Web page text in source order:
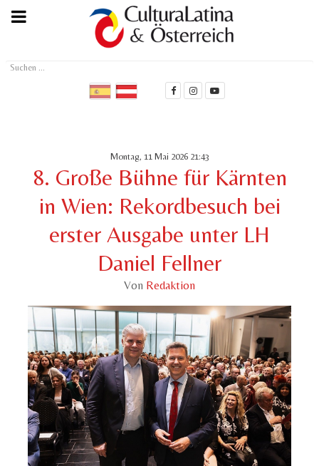
Suchen
Montag, 11 Mai 2026 21:43
8. Große Bühne für Kärnten
in Wien: Rekordbesuch bei
erster Ausgabe unter LH
Daniel Fellner
Von Redaktion